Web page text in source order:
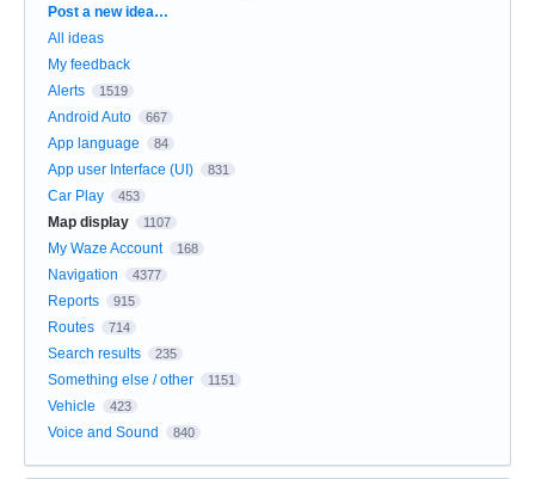
Categories
Post a new idea…
All ideas
My feedback
Alerts
1519
Android Auto 667
App language 84
App user Interface (UI) 831
Car Play 453
Map display 1107
My Waze Account 168
Navigation 4377
Reports 915
Routes 714
Search results 235
Something else / other 1151
Vehicle 423
Voice and Sound 840